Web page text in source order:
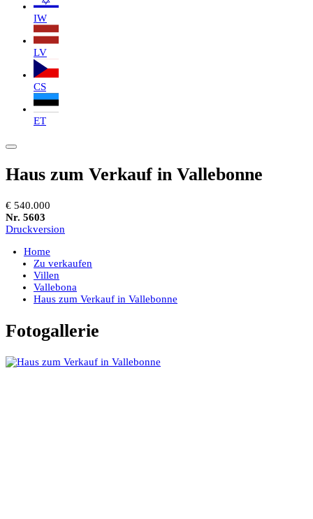
IW
LV
CS
ET
Haus zum Verkauf in Vallebonne
€ 540.000
Nr. 5603
Druckversion
Home
Zu verkaufen
Villen
Vallebona
Haus zum Verkauf in Vallebonne
Fotogallerie